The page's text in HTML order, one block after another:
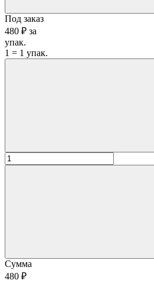
Под заказ
480 ₽ за
упак.
1 = 1 упак.
Сумма
480 ₽